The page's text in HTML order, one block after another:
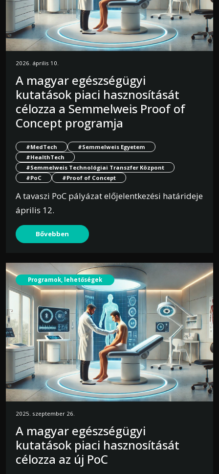
2026. április 10.
A magyar egészségügyi
kutatások piaci hasznosítását
célozza a Semmelweis Proof of
Concept programja
#MedTech
#Semmelweis Egyetem
#HealthTech
#Semmelweis Technológiai Transzfer Központ
#PoC
#Proof of Concept
A tavaszi PoC pályázat előjelentkezési határideje
április 12.
Bővebben
Programok, lehetőségek
2025. szeptember 26.
A magyar egészségügyi
kutatások piaci hasznosítását
célozza az új PoC